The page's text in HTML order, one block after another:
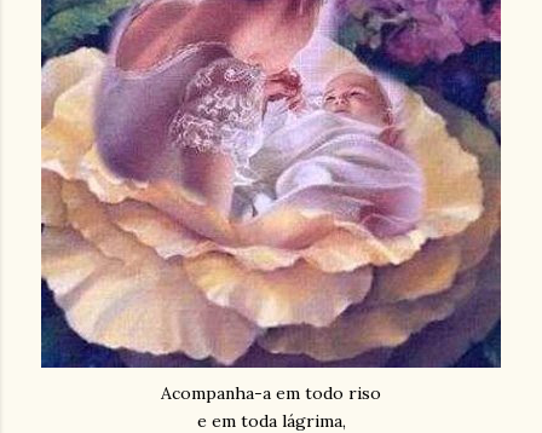
Acompanha-a em todo riso
e em toda lágrima,